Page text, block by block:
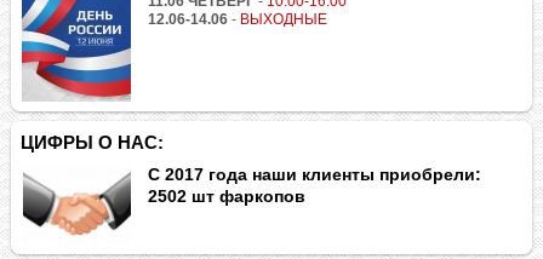
12.06-14.06 - ВЫХОДНЫЕ
ЦИФРЫ О НАС:
С 2017 года наши клиенты приобрели:
2502 шт фаркопов